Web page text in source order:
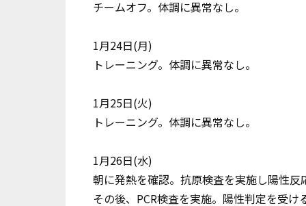
チームオフ。体調に異常なし。
1月24日(月)
トレーニング。体調に異常なし。
1月25日(火)
トレーニング。体調に異常なし。
1月26日(水)
朝に発熱を確認。抗原検査を実施し陽性反
その後、PCR検査を実施。陽性判定を受け